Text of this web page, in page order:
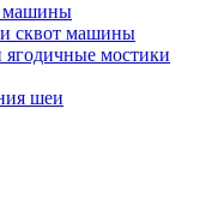
машины
сквот машины
мостики
шеи